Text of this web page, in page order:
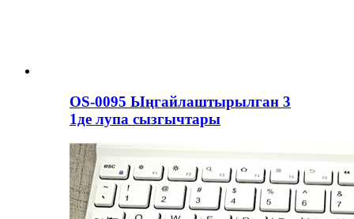
OS-0095 Ыңгайлаштырылган 3
1де лупа сызгычтары